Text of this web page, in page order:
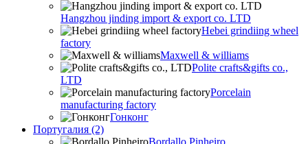
Hangzhou jinding import & export co. LTD
Hebei grindiing wheel
factory
Maxwell & williams
Polite crafts&gifts co.,
LTD
Porcelain
manufacturing factory
Гонконг
Португалия (2)
Bordallo Pinheiro